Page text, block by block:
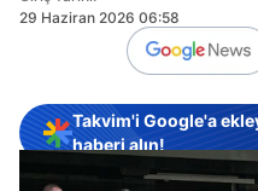
29 Haziran 2026 06:58
Takvim'i Google'a
haberi alın!